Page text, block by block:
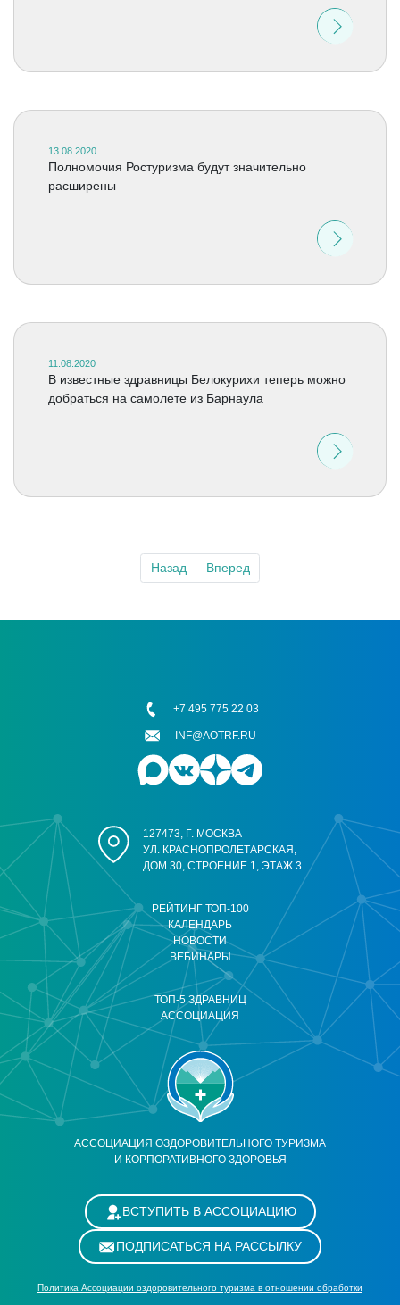
13.08.2020
Полномочия Ростуризма будут значительно
расширены
11.08.2020
В известные здравницы Белокурихи теперь можно
добраться на самолете из Барнаула
Назад Вперед
АССОЦИАЦИЯ ОЗДОРОВИТЕЛЬНОГО ТУРИЗМА
И КОРПОРАТИВНОГО ЗДОРОВЬЯ
РЕЙТИНГ ТОП-100
КАЛЕНДАРЬ
НОВОСТИ
ВЕБИНАРЫ
ТОП-5 ЗДРАВНИЦ
АССОЦИАЦИЯ
127473, Г. МОСКВА
УЛ. КРАСНОПРОЛЕТАРСКАЯ,
ДОМ 30, СТРОЕНИЕ 1, ЭТАЖ 3
+7 495 775 22 03
INF@AOTRF.RU
ВСТУПИТЬ В АССОЦИАЦИЮ
ПОДПИСАТЬСЯ НА РАССЫЛКУ
Политика Ассоциации оздоровительного туризма в отношении обработки